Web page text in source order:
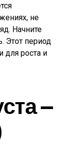
не
Начните
Этот период
для роста и
—